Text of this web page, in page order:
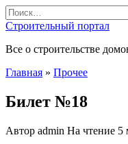
Перейти
к
содержанию
Search
for:
Строительный портал
Все о строительстве
Главная » Прочее
Билет №18
Автор admin На чтение 5